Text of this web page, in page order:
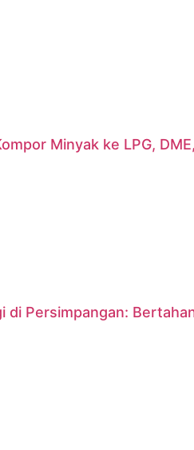
Minyak ke LPG,
di Persimpangan: